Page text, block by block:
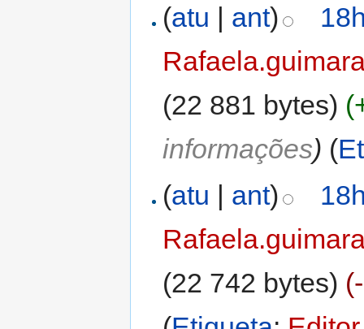
(atu | ant)
(22 881 bytes)
informações) (
(atu | ant)
(22 742 bytes)